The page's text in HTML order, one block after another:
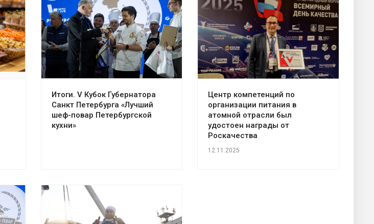
Итоги. V Кубок Губернатора
Санкт Петербурга «Лучший
шеф-повар Петербургской
кухни»
Центр компетенций по
организации питания в
атомной отрасли был
удостоен награды от
Роскачества
12.11.2025